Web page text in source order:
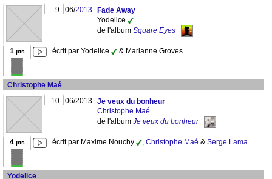
9. 06/2013
Fade Away
Yodelice
de l'album Square Eyes
1 pts écrit par Yodelice & Marianne Groves
Christophe Maé
10. 06/2013 Je veux du bonheur
Christophe Maé
de l'album Je veux du bonheur
4pts écrit par Maxime Nouchy , Christophe Maé & Serge Lama
Yodelice